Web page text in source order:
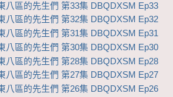
八區的先生們 第33集 DBQDXSM Ep33
八區的先生們 第32集 DBQDXSM Ep32
八區的先生們 第31集 DBQDXSM Ep31
八區的先生們 第30集 DBQDXSM Ep30
八區的先生們 第28集 DBQDXSM Ep28
八區的先生們 第27集 DBQDXSM Ep27
八區的先生們 第26集 DBQDXSM Ep26